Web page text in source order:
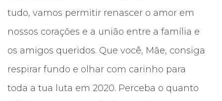
tudo, vamos permitir renascer o amor em
nossos corações e a união entre a família e
os amigos queridos. Que você, Mãe, consiga
respirar fundo e olhar com carinho para
toda a tua luta em 2020. Perceba o quanto